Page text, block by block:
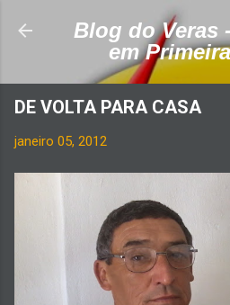
Pular para o
Blog do Veras
em
DE VOLTA PARA CASA
janeiro 05, 2012